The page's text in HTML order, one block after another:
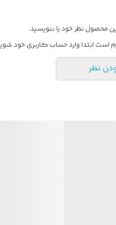
محصول نظر خود را بنویسید.
است ابتدا وارد حساب کاربری خود
نظر